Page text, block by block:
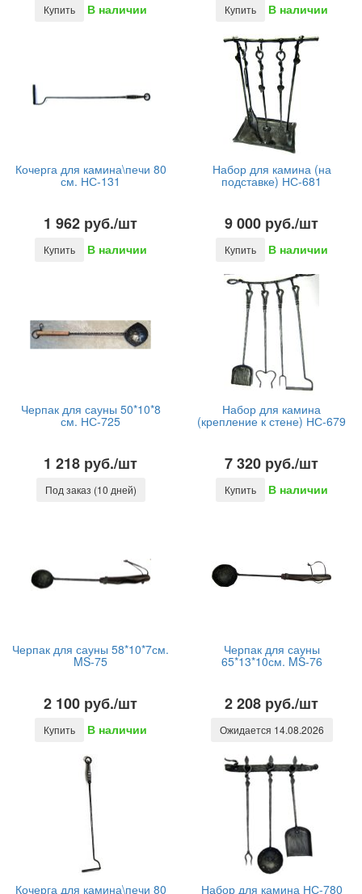
Купить В наличии Купить В наличии
Кочерга для камина\печи 80
см. НС-131
1 962 руб./шт
Купить В наличии
Набор для камина (на
подставке) НС-681
9 000 руб./шт
Купить В наличии
Черпак для сауны 50*10*8
см. НС-725
1 218 руб./шт
Под заказ (10 дней)
Набор для камина
(крепление к стене) НС-679
7 320 руб./шт
Купить В наличии
Черпак для сауны 58*10*7см.
MS-75
2 100 руб./шт
Купить В наличии
Черпак для сауны
65*13*10см. MS-76
2 208 руб./шт
Ожидается 14.08.2026
Кочерга для камина\печи 80 Набор для камина НС-780